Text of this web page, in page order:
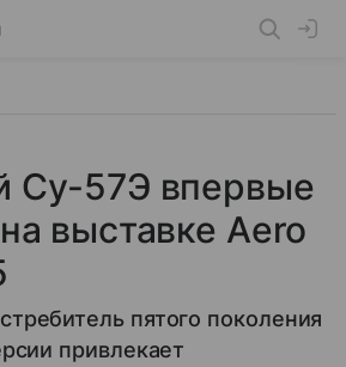
Су-57Э впервые
выставке Aero
пятого поколения
привлекает